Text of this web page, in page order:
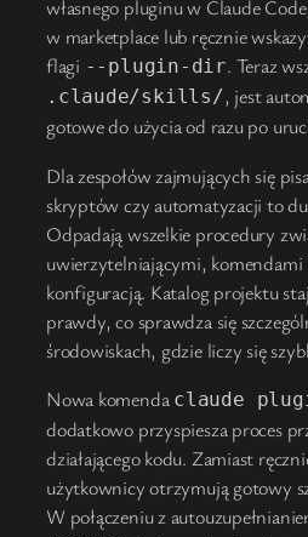
własnego pluginu w Claude
w marketplace lub ręcznie
flagi --plugin-dir. Teraz
.claude/skills/, jest
gotowe do użycia od razu po
Dla zespołów zajmujących się
skryptów czy automatyzacji to
Odpadają wszelkie procedury
uwierzytelniającymi,
konfiguracją. Katalog projektu
prawdy, co sprawdza się
środowiskach, gdzie liczy się
Nowa komenda claude
dodatkowo przyspiesza proces
działającego kodu. Zamiast
użytkownicy otrzymują gotowy
W połączeniu z